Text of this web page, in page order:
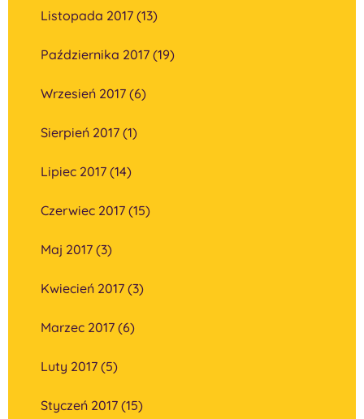
Listopada 2017 (13)
Października 2017 (19)
Wrzesień 2017 (6)
Sierpień 2017 (1)
Lipiec 2017 (14)
Czerwiec 2017 (15)
Maj 2017 (3)
Kwiecień 2017 (3)
Marzec 2017 (6)
Luty 2017 (5)
Styczeń 2017 (15)